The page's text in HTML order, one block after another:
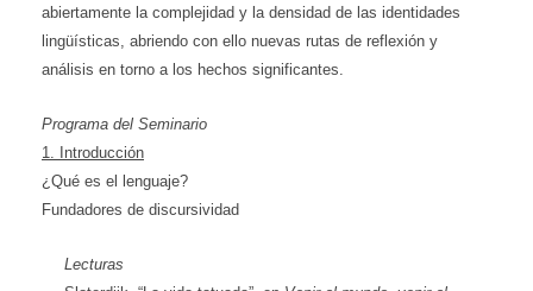
abiertamente la complejidad y la densidad de las identidades
lingüísticas, abriendo con ello nuevas rutas de reflexión y
análisis en torno a los hechos significantes.
Programa del Seminario
1. Introducción
¿Qué es el lenguaje?
Fundadores de discursividad
Lecturas